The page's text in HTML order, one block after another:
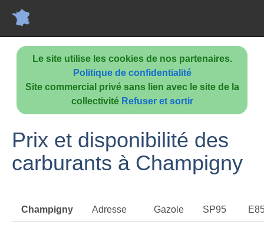
Le site utilise les cookies de nos partenaires.
Politique de confidentialité
Site commercial privé sans lien avec le site de la
collectivité Refuser et sortir
Prix et disponibilité des
carburants à Champigny
Champigny Adresse Gazole SP95